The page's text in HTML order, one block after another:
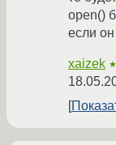
open()
если
xaizek